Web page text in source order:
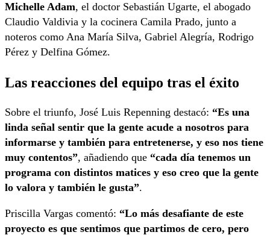
Michelle Adam, el doctor Sebastián Ugarte, el abogado
Claudio Valdivia y la cocinera Camila Prado, junto a
noteros como Ana María Silva, Gabriel Alegría, Rodrigo
Pérez y Delfina Gómez.
Las reacciones del equipo tras el éxito
Sobre el triunfo, José Luis Repenning destacó: “Es una
linda señal sentir que la gente acude a nosotros para
informarse y también para entretenerse, y eso nos tiene
muy contentos”, añadiendo que “cada día tenemos un
programa con distintos matices y eso creo que la gente
lo valora y también le gusta”.
Priscilla Vargas comentó: “Lo más desafiante de este
proyecto es que sentimos que partimos de cero, pero